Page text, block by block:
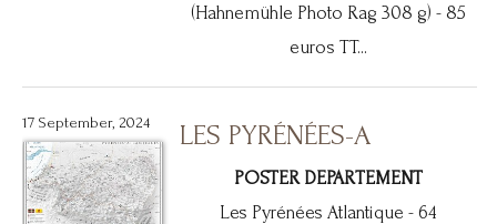
(Hahnemühle Photo Rag 308 g) - 85
euros TT...
17 September, 2024 LES PYRÉNÉES-A
POSTER DEPARTEMENT
Les Pyrénées Atlantique - 64